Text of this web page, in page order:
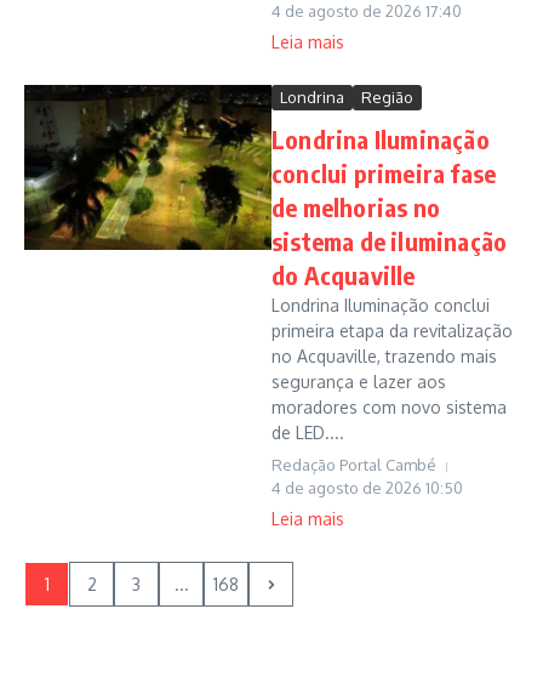
4 de agosto de 2026 17:40
Leia mais
Londrina Região
Londrina Iluminação
conclui primeira fase
de melhorias no
sistema de iluminação
do Acquaville
Londrina Iluminação conclui
primeira etapa da revitalização
no Acquaville, trazendo mais
segurança e lazer aos
moradores com novo sistema
de LED....
Redação Portal Cambé
4 de agosto de 2026 10:50
Leia mais
1 2 3 ... 168